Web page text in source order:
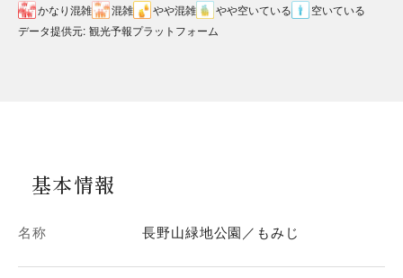
かなり混雑 混雑 やや混雑 やや空いている
空いている
データ提供元: 観光予報プラットフォーム
基本情報
名称 長野山緑地公園／もみじ